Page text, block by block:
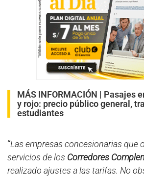
MÁS INFORMACIÓN | Pasajes
y rojo: precio público general,
estudiantes
“Las empresas concesionarias que
servicios de los Corredores
realizado ajustes a las tarifas. No